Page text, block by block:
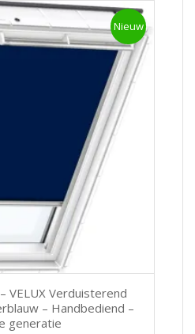
Nieuw
VELUX Verduisterend
– Handbediend –
generatie